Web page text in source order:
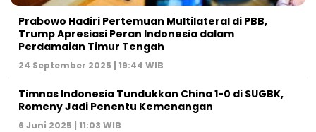
Prabowo Hadiri Pertemuan Multilateral di PBB,
Trump Apresiasi Peran Indonesia dalam
Perdamaian Timur Tengah
24 September 2025 | 19:44 WIB
Timnas Indonesia Tundukkan China 1-0 di SUGBK,
Romeny Jadi Penentu Kemenangan
6 Juni 2025 | 11:03 WIB